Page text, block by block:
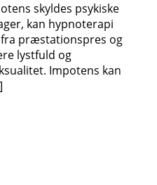
skyldes psykiske
kan hypnoterapi
præstationspres og
lystfuld og
Impotens kan